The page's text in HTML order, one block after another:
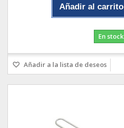
Añadir al carrito
En stock
Añadir a la lista de deseos